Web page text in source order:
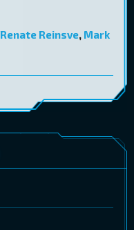
Renate Reinsve, Mark